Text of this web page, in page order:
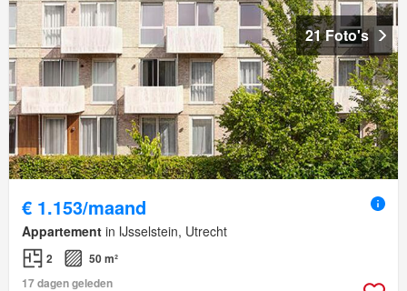
21 Foto's
€ 1.153/maand
Appartement in IJsselstein, Utrecht
2
50 m²
17 dagen geleden